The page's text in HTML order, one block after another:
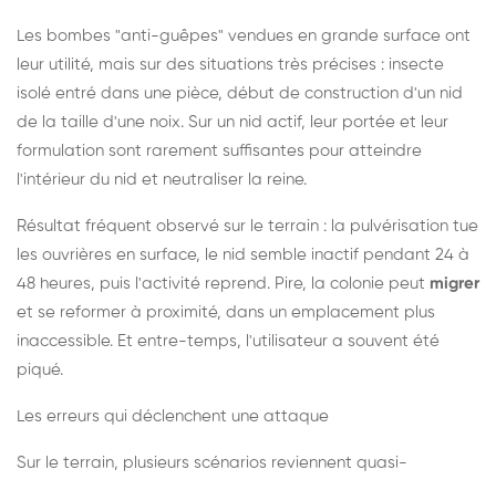
Les bombes "anti-guêpes" vendues en grande surface ont
leur utilité, mais sur des situations très précises : insecte
isolé entré dans une pièce, début de construction d'un nid
de la taille d'une noix. Sur un nid actif, leur portée et leur
formulation sont rarement suffisantes pour atteindre
l'intérieur du nid et neutraliser la reine.
Résultat fréquent observé sur le terrain : la pulvérisation tue
les ouvrières en surface, le nid semble inactif pendant 24 à
48 heures, puis l'activité reprend. Pire, la colonie peut migrer
et se reformer à proximité, dans un emplacement plus
inaccessible. Et entre-temps, l'utilisateur a souvent été
piqué.
Les erreurs qui déclenchent une attaque
Sur le terrain, plusieurs scénarios reviennent quasi-